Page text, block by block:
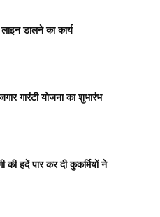
डालने का कार्य
गारंटी योजना का शुभारंभ
की हदें पार कर दी कुकर्मियों ने